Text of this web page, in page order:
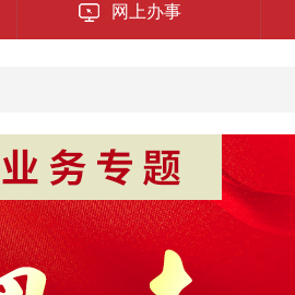
网上办事
便民提示
查询服务
一件事服务